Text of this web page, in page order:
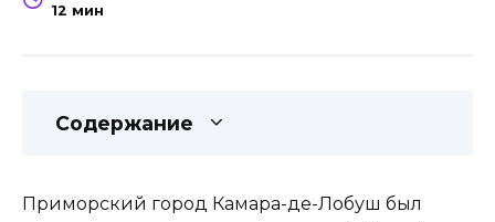
12 мин
Содержание
Приморский город Камара-де-Лобуш был